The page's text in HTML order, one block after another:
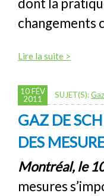
changements
Lire la suite >
10 FÉV
2011
SUJET(S):
GAZ DE
DES
Montréal, le
mesures